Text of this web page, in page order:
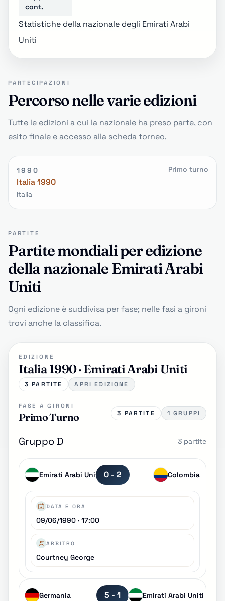
cont.
Statistiche della nazionale degli Emirati Arabi
Uniti
PARTECIPAZIONI
Percorso nelle varie edizioni
Tutte le edizioni a cui la nazionale ha preso parte, con
esito finale e accesso alla scheda torneo.
1990
Italia 1990
Italia
Primo turno
PARTITE
Partite mondiali per edizione
della nazionale Emirati Arabi
Uniti
Ogni edizione è suddivisa per fase; nelle fasi a gironi
trovi anche la classifica.
EDIZIONE
Italia 1990 · Emirati Arabi Uniti
3 PARTITE APRI EDIZIONE
FASE A GIRONI
Primo Turno 3 PARTITE 1 GRUPPI
Gruppo D 3 partite
Emirati Arabi Uniti 0 - 2 Colombia
DATA E ORA
09/06/1990 · 17:00
ARBITRO
Courtney George
Germania 5 - 1 Emirati Arabi Uniti